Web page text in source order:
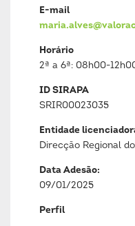
E-mail
Horário
2ª a 6ª: 08h00-
ID SIRAPA
SRIR00023035
Entidade
Direcção Regional
Data Adesão:
09/01/2025
Perfil